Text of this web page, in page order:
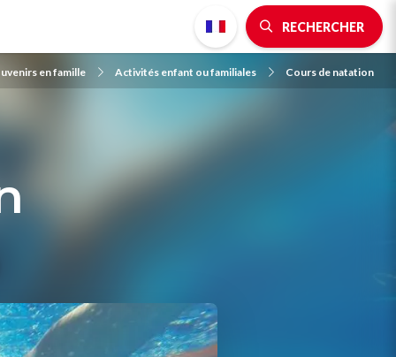
RECHERCHER
en famille Activités enfant ou familiales Cours de natation